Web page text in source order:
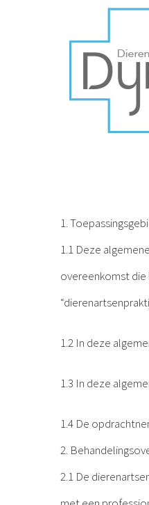
1.
1.1 Deze
overeenkomst die
1.2 In deze
1.3 In deze
1.4 De
2.
2.1 De